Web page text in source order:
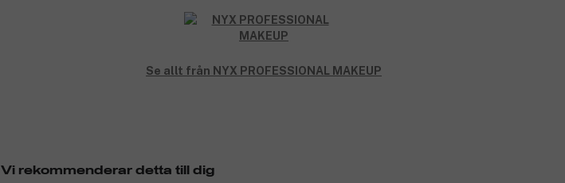
Se allt från NYX PROFESSIONAL MAKEUP
Vi rekommenderar detta till dig